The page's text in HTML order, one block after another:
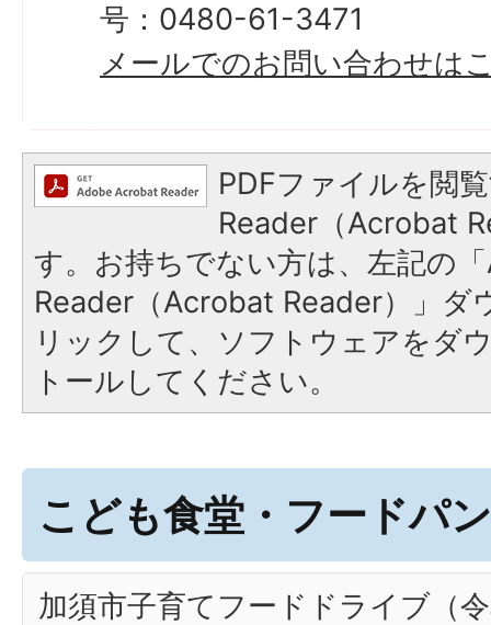
号：0480-61-3471
メールでのお問い合わせは
PDFファイルを閲
Reader（Acrobat
す。お持ちでない方は、左記の
Reader（Acrobat Reader）」ダ
リックして、ソフトウェアをダ
トールしてください。
こども食堂・フードパ
加須市子育てフードドライブ（